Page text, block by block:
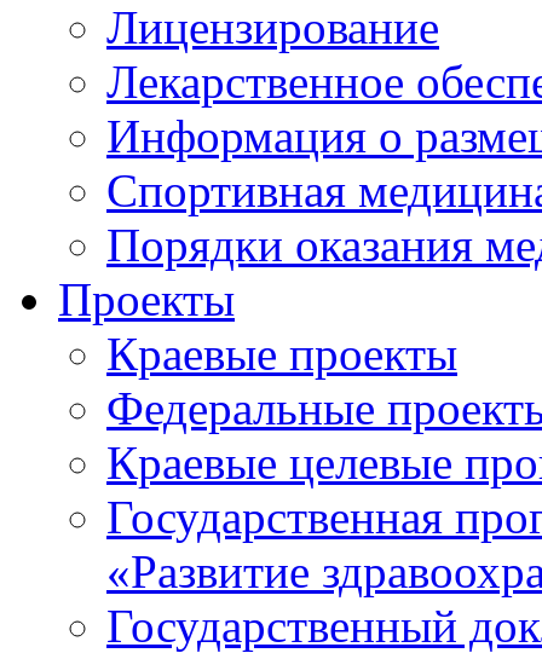
Лицензирование
Лекарственное
Информация о
Спортивная
Порядки оказания
Проекты
Краевые проекты
Федеральные
Краевые целевые
Государственная
«Развитие
Государственный